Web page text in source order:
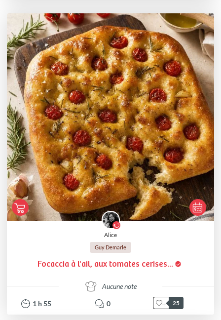
Alice
Guy Demarle
Focaccia à l'ail, aux tomates cerises...
Aucune note
1 h55 0 25